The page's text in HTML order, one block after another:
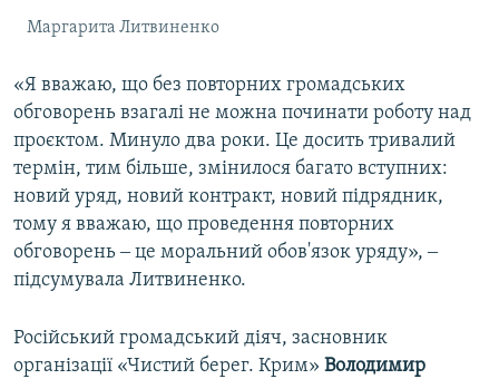
Маргарита Литвиненко
«Я вважаю, що без повторних громадських
обговорень взагалі не можна починати роботу над
проєктом. Минуло два роки. Це досить тривалий
термін, тим більше, змінилося багато вступних:
новий уряд, новий контракт, новий підрядник,
тому я вважаю, що проведення повторних
обговорень ‒ це моральний обов'язок уряду», ‒
підсумувала Литвиненко.
Російський громадський діяч, засновник
організації «Чистий берег. Крим» Володимир